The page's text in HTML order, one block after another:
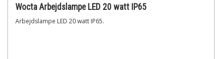
Wocta Arbejdslampe LED 20 watt IP65
Arbejdslampe LED 20 watt IP65.